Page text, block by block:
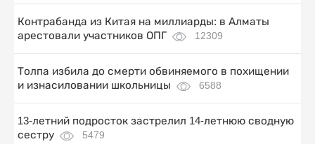
Контрабанда из Китая на миллиарды: в Алматы
арестовали участников ОПГ
12309
Толпа избила до смерти обвиняемого в похищении
и изнасиловании школьницы
6588
13-летний подросток застрелил 14-летнюю сводную
сестру
5479